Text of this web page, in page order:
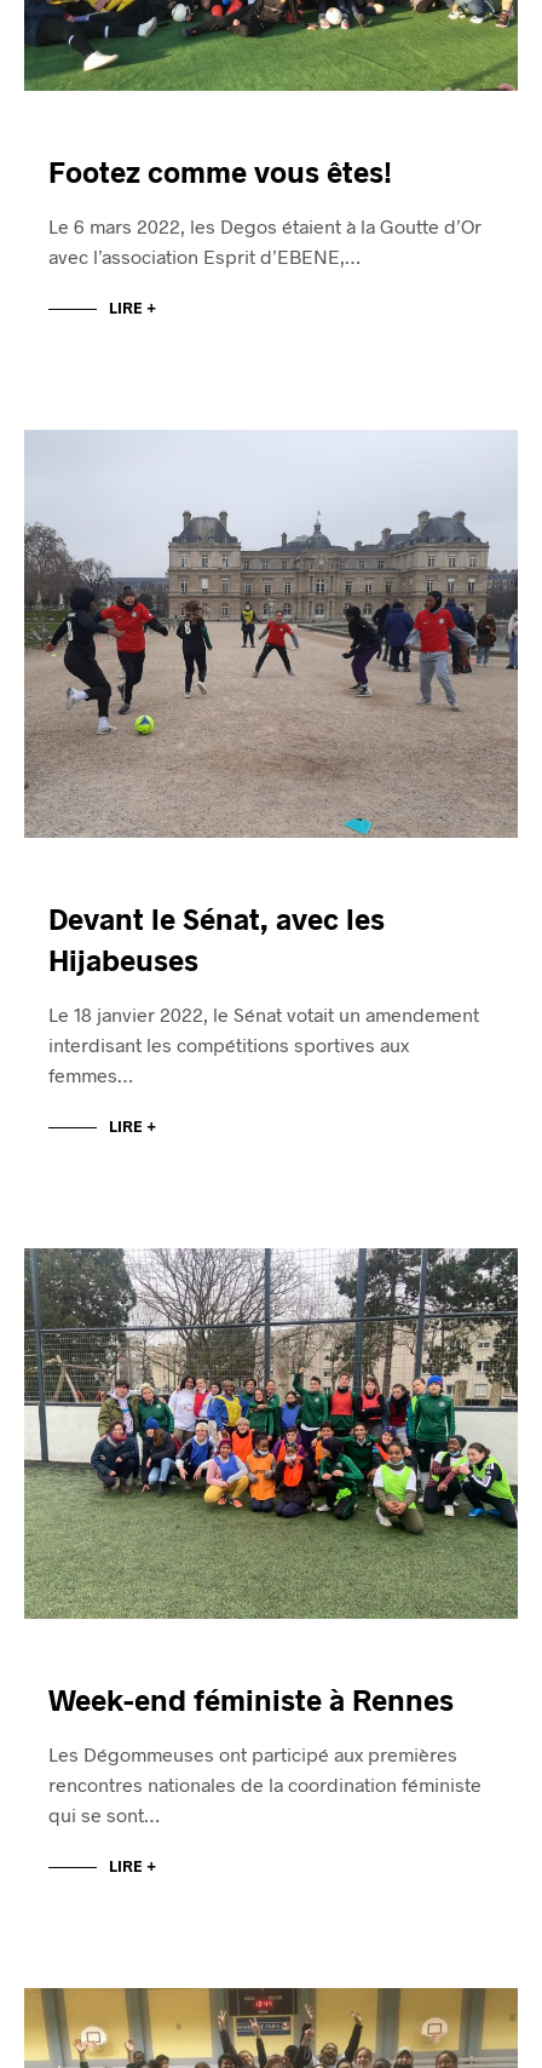
Footez comme vous êtes!
Le 6 mars 2022, les Degos étaient à la Goutte d’Or
avec l’association Esprit d’EBENE,…
LIRE +
Devant le Sénat, avec les
Hijabeuses
Le 18 janvier 2022, le Sénat votait un amendement
interdisant les compétitions sportives aux
femmes…
LIRE +
Week-end féministe à Rennes
Les Dégommeuses ont participé aux premières
rencontres nationales de la coordination féministe
qui se sont…
LIRE +